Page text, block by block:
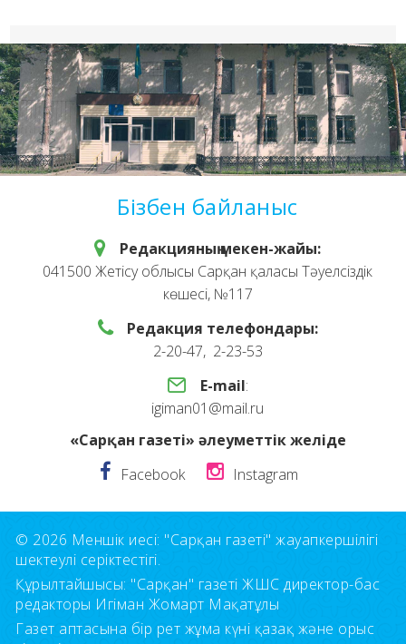
Бізбен байланыс
Редакцияның мекен-жайы:
041500 Жетісу облысы Сарқан қаласы Тәуелсіздік
көшесі, №117
Редакция телефондары:
2-20-47, 2-23-53
E-mail:
igiman01@mail.ru
«Сарқан газеті» әлеуметтік желіде
Facebook
Instagram
© 2026 Меншік иесі: "Сарқан газеті" жауапкершілігі
шектеулі серіктестігі.
Құрылтайшысы: "Сарқан" газеті ЖШС директор-бас
редакторы Игіман Жомарт Мақатұлы
Газет аптасына бір рет жұма күні қазақ және орыс